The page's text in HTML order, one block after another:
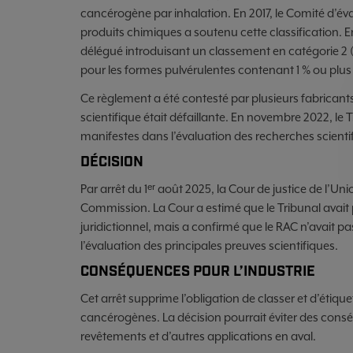
cancérogène par inhalation. En 2017, le Comité
produits chimiques a soutenu cette classification.
délégué introduisant un classement en catégorie 2
pour les formes pulvérulentes contenant 1 % ou plus
Ce règlement a été contesté par plusieurs
scientifique était défaillante. En novembre 2022, le
manifestes dans l’évaluation des recherches
DÉCISION
Par arrêt du 1ᵉʳ août 2025, la Cour de justice de
Commission. La Cour a estimé que le Tribunal
juridictionnel, mais a confirmé que le RAC n’avait
l’évaluation des principales preuves scientifiques.
CONSÉQUENCES POUR L’INDUSTRIE
Cet arrêt supprime l’obligation de classer et
cancérogènes. La décision pourrait éviter des
revêtements et d’autres applications en aval.